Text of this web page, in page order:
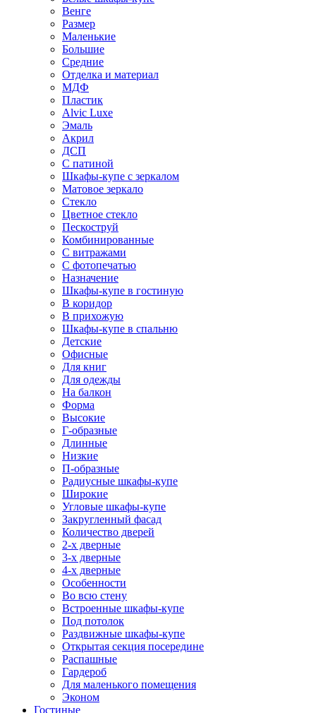
Венге
Размер
Маленькие
Большие
Средние
Отделка и материал
МДФ
Пластик
Alvic Luxe
Эмаль
Акрил
ДСП
С патиной
Шкафы-купе с зеркалом
Матовое зеркало
Стекло
Цветное стекло
Пескоструй
Комбинированные
С витражами
С фотопечатью
Назначение
Шкафы-купе в гостиную
В коридор
В прихожую
Шкафы-купе в спальню
Детские
Офисные
Для книг
Для одежды
На балкон
Форма
Высокие
Г-образные
Длинные
Низкие
П-образные
Радиусные шкафы-купе
Широкие
Угловые шкафы-купе
Закругленный фасад
Количество дверей
2-х дверные
3-х дверные
4-х дверные
Особенности
Во всю стену
Встроенные шкафы-купе
Под потолок
Раздвижные шкафы-купе
Открытая секция посередине
Распашные
Гардероб
Для маленького помещения
Эконом
Гостиные